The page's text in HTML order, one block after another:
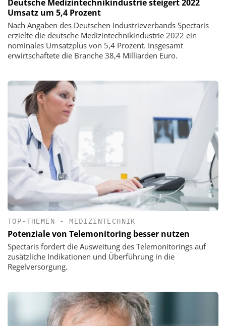
Deutsche Medizintechnikindustrie steigert 2022
Umsatz um 5,4 Prozent
Nach Angaben des Deutschen Industrieverbands Spectaris
erzielte die deutsche Medizintechnikindustrie 2022 ein
nominales Umsatzplus von 5,4 Prozent. Insgesamt
erwirtschaftete die Branche 38,4 Milliarden Euro.
TOP-THEMEN • MEDIZINTECHNIK
Potenziale von Telemonitoring besser nutzen
Spectaris fordert die Ausweitung des Telemonitorings auf
zusätzliche Indikationen und Überführung in die
Regelversorgung.